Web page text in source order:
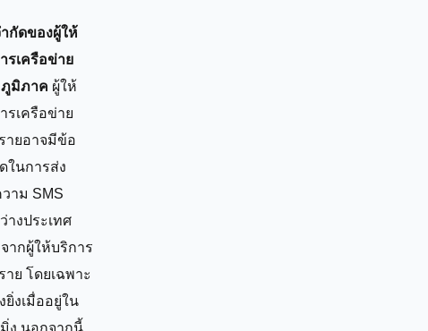
กัดของผู้ให้
รเครือข่าย
มิภาค ผู้ให้
รเครือข่าย
ายอาจมีข้อ
ในการส่ง
าม SMS
างประเทศ
ากผู้ให้บริการ
าย โดยเฉพาะ
ยิ่งเมื่ออยู่ใน
ง นอกจากนี้